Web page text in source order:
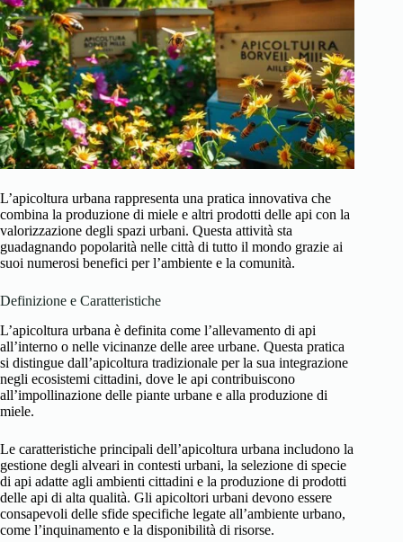
L’apicoltura urbana rappresenta una pratica innovativa che
combina la produzione di miele e altri prodotti delle api con la
valorizzazione degli spazi urbani. Questa attività sta
guadagnando popolarità nelle città di tutto il mondo grazie ai
suoi numerosi benefici per l’ambiente e la comunità.
Definizione e Caratteristiche
L’apicoltura urbana è definita come l’allevamento di api
all’interno o nelle vicinanze delle aree urbane. Questa pratica
si distingue dall’apicoltura tradizionale per la sua integrazione
negli ecosistemi cittadini, dove le api contribuiscono
all’impollinazione delle piante urbane e alla produzione di
miele.
Le caratteristiche principali dell’apicoltura urbana includono la
gestione degli alveari in contesti urbani, la selezione di specie
di api adatte agli ambienti cittadini e la produzione di prodotti
delle api di alta qualità. Gli apicoltori urbani devono essere
consapevoli delle sfide specifiche legate all’ambiente urbano,
come l’inquinamento e la disponibilità di risorse.